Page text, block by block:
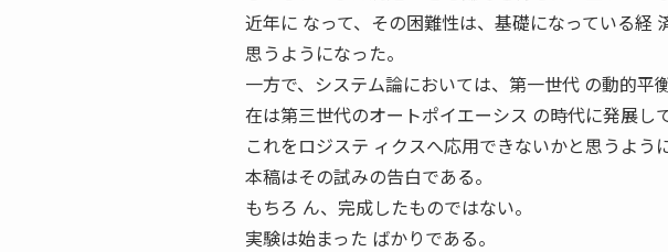
近年に なって、その困難性は、基礎になっている経
思うようになった。
一方で、システム論においては、第一世代 の動的
在は第三世代のオートポイエーシス の時代に発展し
これをロジステ ィクスへ応用できないかと思うよう
本稿はその試みの告白である。
もちろ ん、完成したものではない。
実験は始まった ばかりである。